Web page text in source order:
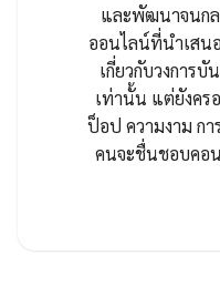
และพัฒนาจนกล
ออนไลน์ที่นำเสน
เกี่ยวกับวงการบั
เท่านั้น แต่ยังคร
ป็อป ความงาม กา
คนจะชื่นชอบคอ